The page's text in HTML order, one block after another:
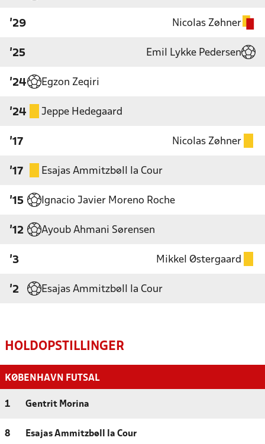
'29 Nicolas Zøhner
'25 Emil Lykke Pedersen
'24 Egzon Zeqiri
'24 Jeppe Hedegaard
'17 Nicolas Zøhner
'17 Esajas Ammitzbøll la Cour
'15 Ignacio Javier Moreno Roche
'12 Ayoub Ahmani Sørensen
'3 Mikkel Østergaard
'2 Esajas Ammitzbøll la Cour
HOLDOPSTILLINGER
KØBENHAVN FUTSAL
1 Gentrit Morina
8 Esajas Ammitzbøll la Cour